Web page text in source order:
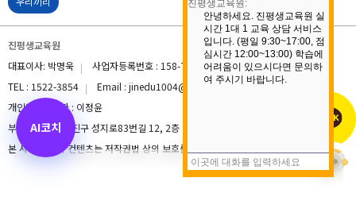
진평생교육원
대표이사: 박명욱
사업자등록번호 : 158-76-00075
통신판매업신고번호 :
TEL : 1522-3854
Email : jinedu1004@daum.net
개인정보관리자 : 이정윤
부산광역시 부산진구 성지로83번길 12, 2층
본 사이트 내의 컨텐츠는 저작권법 상의 보호를 받고 있습니다.
AI코치